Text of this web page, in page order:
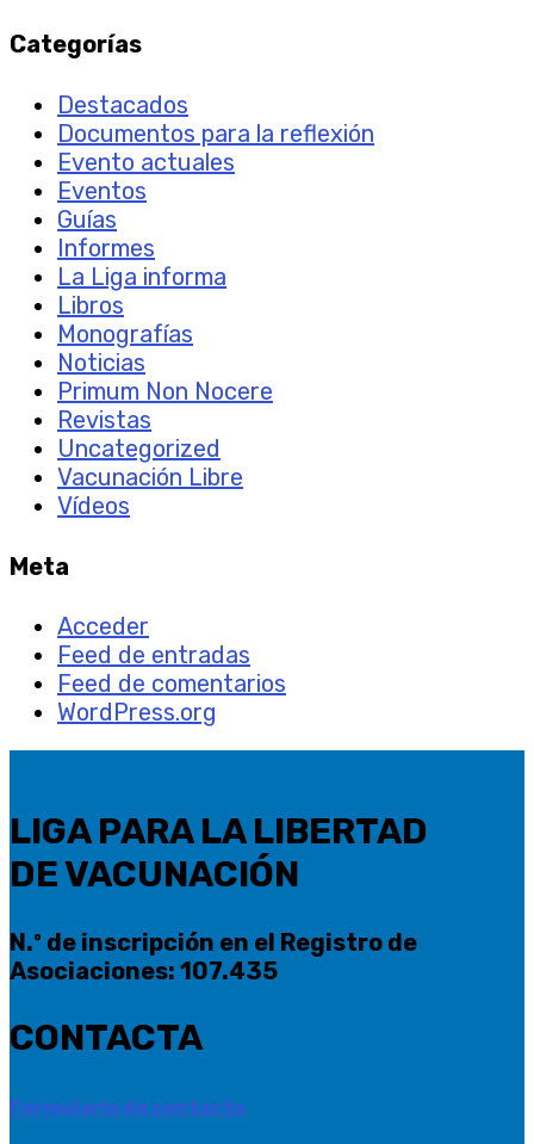
Categorías
Destacados
Documentos para la reflexión
Evento actuales
Eventos
Guías
Informes
La Liga informa
Libros
Monografías
Noticias
Primum Non Nocere
Revistas
Uncategorized
Vacunación Libre
Vídeos
Meta
Acceder
Feed de entradas
Feed de comentarios
WordPress.org
LIGA PARA LA LIBERTAD
DE VACUNACIÓN
N.º de inscripción en el Registro de
Asociaciones: 107.435
CONTACTA
Formulario de contacto